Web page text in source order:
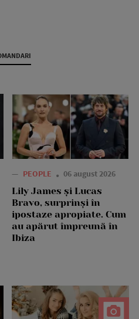
— PEOPLE 06 august 2026
Lily James și Lucas
Bravo, surprinși în
ipostaze apropiate. Cum
au apărut împreună în
Ibiza